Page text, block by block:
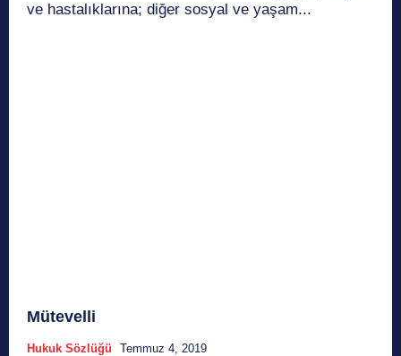
ve hastalıklarına; diğer sosyal ve yaşam...
Mütevelli
Hukuk Sözlüğü Temmuz 4, 2019